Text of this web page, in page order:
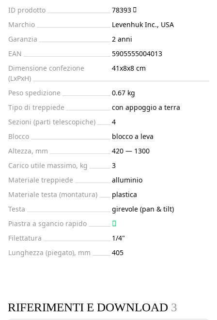
ID prodotto
78393
Marchio
Levenhuk Inc., USA
Garanzia
2 anni
EAN
5905555004013
Dimensione confezione
(LxPxH)
41x8x8 cm
Peso spedizione
0.67 kg
Tipo di treppiede
con appoggio a terra
Sezioni (parti telescopiche)
4
Blocco
blocco a leva
Altezza, mm
420 — 1300
Carico utile massimo, kg
3
Materiale treppiede
alluminio
Materiale testa (montatura)
plastica
Testa
girevole (pan & tilt)
Piastra a sgancio rapido
Filettatura
1/4"
Lunghezza (piegato), mm
405
RIFERIMENTI E DOWNLOAD 3